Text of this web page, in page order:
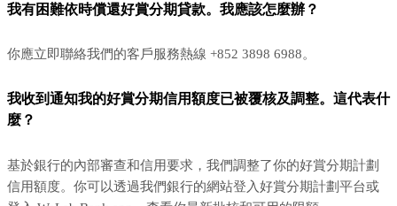
我有困難依時償還好賞分期貸款。我應該怎麼辦？
你應立即聯絡我們的客戶服務熱線 +852 3898 6988。
我收到通知我的好賞分期信用額度已被覆核及調整。這代表什
麼？
基於銀行的內部審查和信用要求，我們調整了你的好賞分期計劃
信用額度。你可以透過我們銀行的網站登入好賞分期計劃平台或